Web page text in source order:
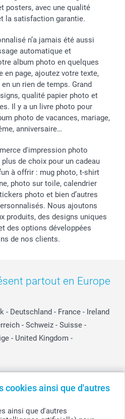
cookies ainsi que d'autres
ainsi que d'autres
posters, avec une qualité
la satisfaction garantie.
n’a jamais été aussi
automatique et
album photo en quelques
en page, ajoutez votre texte,
un rien de temps. Grand
qualité papier photo et
Il y a un livre photo pour
photo de vacances, mariage,
anniversaire…
d'impression photo
de choix pour un cadeau
à offrir : mug photo, t-shirt
photo sur toile, calendrier
photo et bien d’autres
Nous ajoutons
produits, des designs uniques
des options développées
de nos clients.
partout en Europe
- Deutschland - France - Ireland
- Schweiz - Suisse -
- United Kingdom -
TVA incluse et hors frais de port.